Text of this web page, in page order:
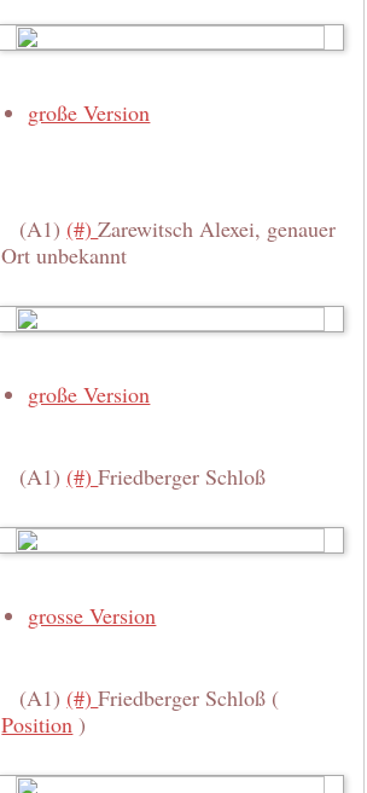
große Version
(A1) (#)Zarewitsch Alexei, genauer
Ort unbekannt
große Version
(A1) (#)Friedberger Schloß
grosse Version
(A1) (#)Friedberger Schloß (
Position )